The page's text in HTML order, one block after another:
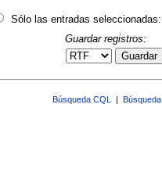
Sólo las entradas seleccionadas:
Guardar registros:
Guardar
Búsqueda CQL